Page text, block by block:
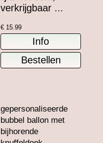
verkrijgbaar ...
€ 15.99
gepersonaliseerde
bubbel ballon met
bijhorende